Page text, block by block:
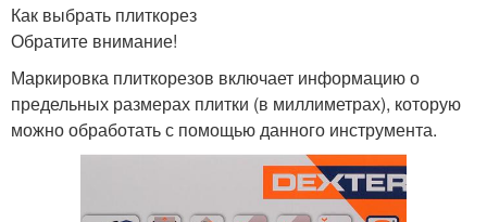
Как выбрать плиткорез
Обратите внимание!
Маркировка плиткорезов включает информацию о
предельных размерах плитки (в миллиметрах), которую
можно обработать с помощью данного инструмента.